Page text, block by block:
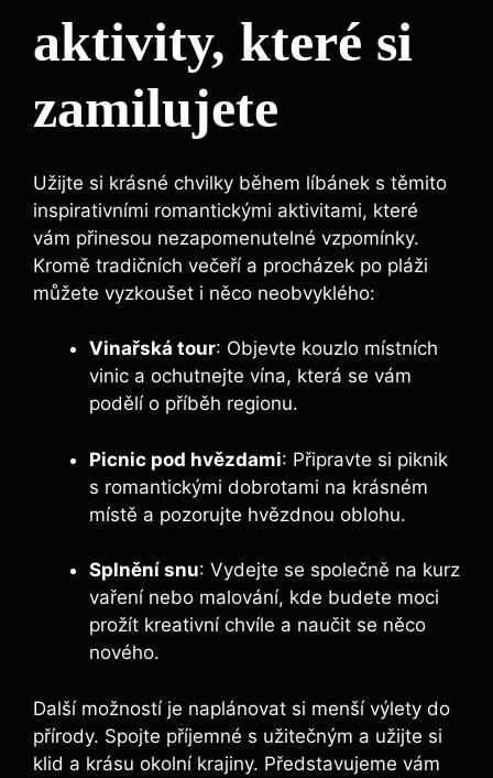
aktivity, které si
zamilujete
Užijte si krásné chvilky během líbánek s těmito
inspirativními romantickými aktivitami, které
vám přinesou nezapomenutelné vzpomínky.
Kromě tradičních večeří a procházek po pláži
můžete vyzkoušet i něco neobvyklého:
Vinařská tour: Objevte kouzlo místních
vinic a ochutnejte vína, která se vám
podělí o příběh regionu.
Picnic pod hvězdami: Připravte si piknik
s romantickými dobrotami na krásném
místě a pozorujte hvězdnou oblohu.
Splnění snu: Vydejte se společně na kurz
vaření nebo malování, kde budete moci
prožít kreativní chvíle a naučit se něco
nového.
Další možností je naplánovat si menší výlety do
přírody. Spojte příjemné s užitečným a užijte si
klid a krásu okolní krajiny. Představujeme vám